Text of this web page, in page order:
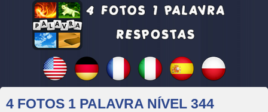
4 FOTOS 1 PALAVRA NÍVEL 344